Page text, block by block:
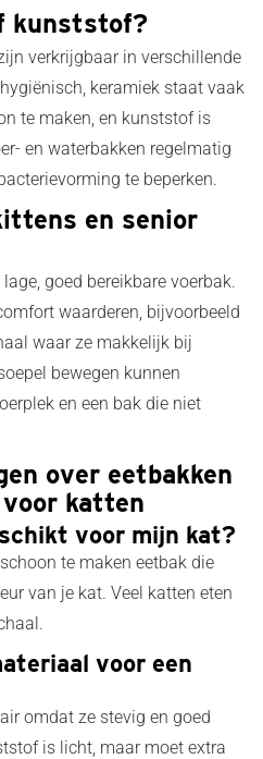
kunststof?
verkrijgbaar in verschillende
keramiek staat vaak
te maken, en kunststof is
en waterbakken regelmatig
te beperken.
en senior
goed bereikbare voerbak.
waarderen, bijvoorbeeld
waar ze makkelijk bij
bewegen kunnen
en een bak die niet
over eetbakken
katten
voor mijn kat?
te maken eetbak die
van je kat. Veel katten eten
voor een
omdat ze stevig en goed
is licht, maar moet extra